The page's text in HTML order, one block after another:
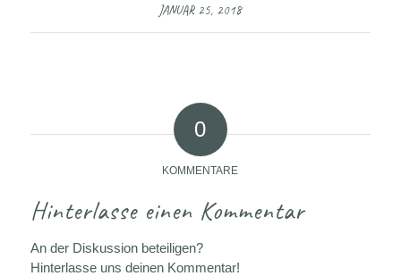
JANUAR 25, 2018
0
KOMMENTARE
Hinterlasse einen Kommentar
An der Diskussion beteiligen?
Hinterlasse uns deinen Kommentar!